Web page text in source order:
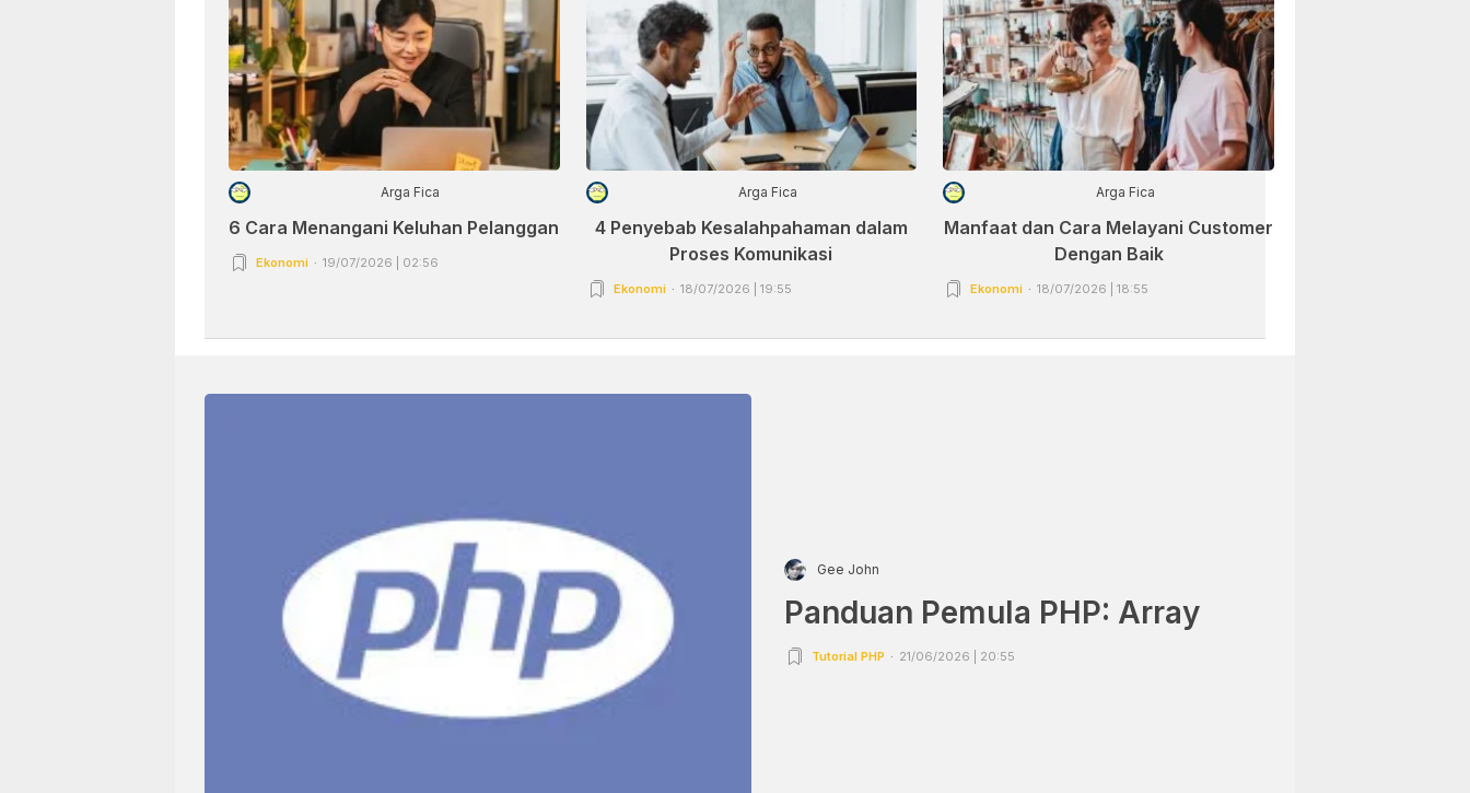
Arga Fica
6 Cara Menangani Keluhan Pelanggan
Ekonomi 19/07/2026 | 02:56
Arga Fica
4 Penyebab Kesalahpahaman dalam
Proses Komunikasi
Ekonomi 18/07/2026 | 19:55
Arga Fica
Manfaat dan Cara Melayani Customer
Dengan Baik
Ekonomi 18/07/2026 | 18:55
Gee John
Panduan Pemula PHP: Array
Tutorial PHP 21/06/2026 | 20:55